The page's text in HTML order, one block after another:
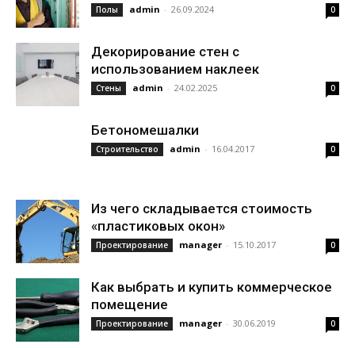
Полы admin - 26.09.2024 0
Декорирование стен с
использованием наклеек
Стены admin - 24.02.2025 0
Бетономешалки
Строительство admin - 16.04.2017 0
Из чего складывается стоимость
«пластиковых окон»
Проектирование manager - 15.10.2017 0
Как выбрать и купить коммерческое
помещение
Проектирование manager - 30.06.2019 0